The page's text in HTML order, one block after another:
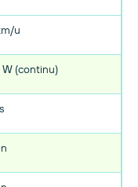
u
(continu)